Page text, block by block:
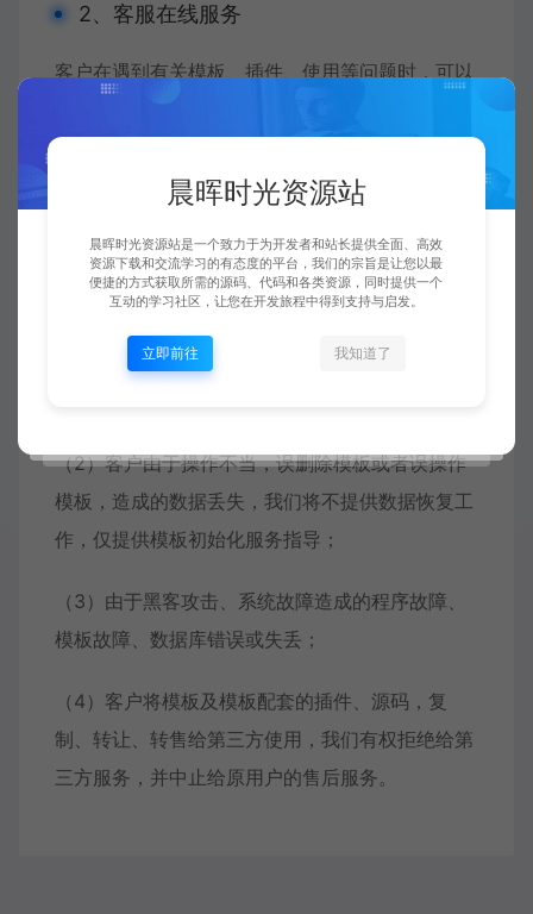
2、客服在线服务
客户在遇到有关模板、插件、使用等问题时，可以
随时与售后人员联系，我们将为客户提供最贴心的
3、非服务范围
客户在收到货后，如果存在以下操作或问题，将不
在秀站网模板售后的服务范围：
（1）客户对模板进行了二次设计，改变了模板原
（2）客户由于操作不当，误删除模板或者误操作
模板，造成的数据丢失，我们将不提供数据恢复工
作，仅提供模板初始化服务指导；
（3）由于黑客攻击、系统故障造成的程序故障、
模板故障、数据库错误或失丢；
（4）客户将模板及模板配套的插件、源码，复
制、转让、转售给第三方使用，我们有权拒绝给第
三方服务，并中止给原用户的售后服务。
晨晖时光资源站
晨晖时光资源站是一个致力于为开发者和站长提供全面、高效
资源下载和交流学习的有态度的平台，我们的宗旨是让您以最
便捷的方式获取所需的源码、代码和各类资源，同时提供一个
互动的学习社区，让您在开发旅程中得到支持与启发。
立即前往 我知道了